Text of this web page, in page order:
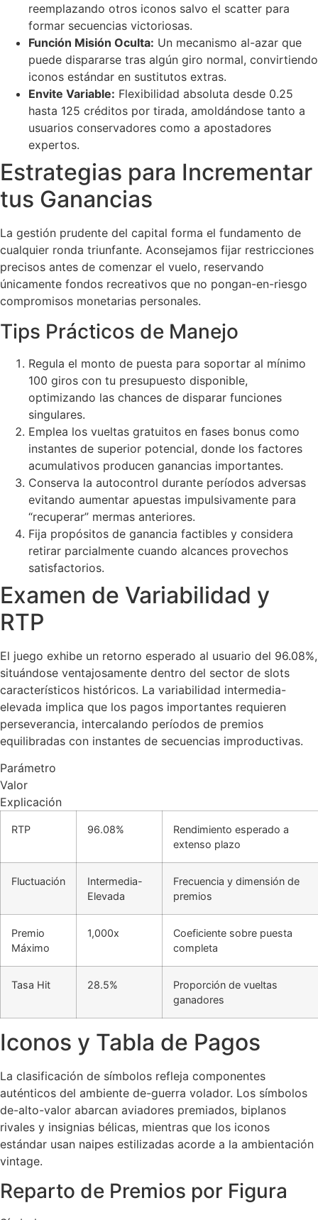
reemplazando otros iconos salvo el scatter para
formar secuencias victoriosas.
Función Misión Oculta: Un mecanismo al-azar que
puede dispararse tras algún giro normal, convirtiendo
iconos estándar en sustitutos extras.
Envite Variable: Flexibilidad absoluta desde 0.25
hasta 125 créditos por tirada, amoldándose tanto a
usuarios conservadores como a apostadores
expertos.
Estrategias para Incrementar
tus Ganancias
La gestión prudente del capital forma el fundamento de
cualquier ronda triunfante. Aconsejamos fijar restricciones
precisos antes de comenzar el vuelo, reservando
únicamente fondos recreativos que no pongan-en-riesgo
compromisos monetarias personales.
Tips Prácticos de Manejo
Regula el monto de puesta para soportar al mínimo
100 giros con tu presupuesto disponible,
optimizando las chances de disparar funciones
singulares.
Emplea los vueltas gratuitos en fases bonus como
instantes de superior potencial, donde los factores
acumulativos producen ganancias importantes.
Conserva la autocontrol durante períodos adversas
evitando aumentar apuestas impulsivamente para
“recuperar” mermas anteriores.
Fija propósitos de ganancia factibles y considera
retirar parcialmente cuando alcances provechos
satisfactorios.
Examen de Variabilidad y
RTP
El juego exhibe un retorno esperado al usuario del 96.08%,
situándose ventajosamente dentro del sector de slots
característicos históricos. La variabilidad intermedia-
elevada implica que los pagos importantes requieren
perseverancia, intercalando períodos de premios
equilibradas con instantes de secuencias improductivas.
Parámetro
Valor
Explicación
RTP 96.08%
Rendimiento esperado a
extenso plazo
Fluctuación
Intermedia-
Elevada
Frecuencia y dimensión de
premios
Premio
Máximo
1,000x
Coeficiente sobre puesta
completa
Tasa Hit 28.5%
Proporción de vueltas
ganadores
Iconos y Tabla de Pagos
La clasificación de símbolos refleja componentes
auténticos del ambiente de-guerra volador. Los símbolos
de-alto-valor abarcan aviadores premiados, biplanos
rivales y insignias bélicas, mientras que los iconos
estándar usan naipes estilizadas acorde a la ambientación
vintage.
Reparto de Premios por Figura